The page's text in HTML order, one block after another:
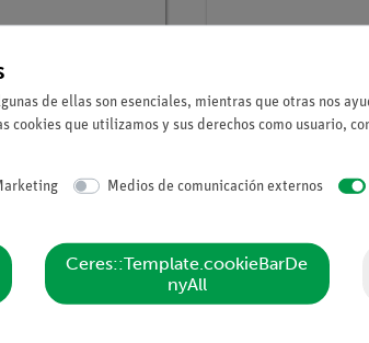
measureLAB,
de ellas son esenciales, mientras que otras nos
cookies que utilizamos y sus derechos como usuario,
Medios de comunicación externos
Ceres::Template.cookieBarDe
nyAll